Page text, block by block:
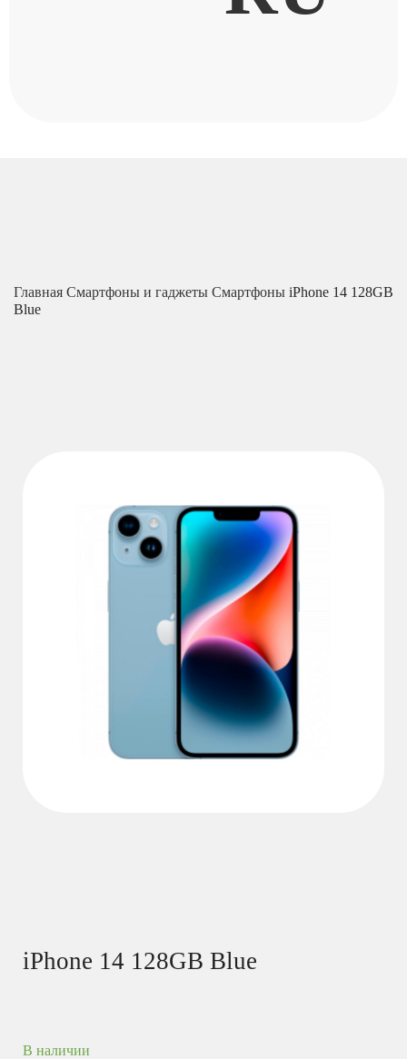
Главная Смартфоны и гаджеты Смартфоны iPhone 14 128GB
Blue
iPhone 14 128GB Blue
В наличии